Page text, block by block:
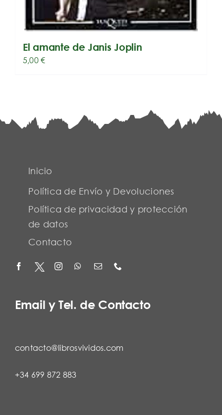
El amante de Janis Joplin
5,00€
Inicio
Política de Envío y Devoluciones
Política de privacidad y protección
de datos
Contacto
Email y Tel. de Contacto
contacto@librosvividos.com
+34 699 872 883